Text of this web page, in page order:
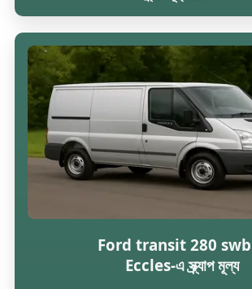
Ford transit 280
Eccles-এ স্ক্র্যাপ মূল্য